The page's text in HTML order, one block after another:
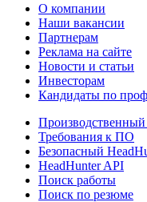
О компании
Наши вакансии
Партнерам
Реклама на сайте
Новости и статьи
Инвесторам
Кандидаты по
Производственный
Требования к ПО
Безопасный
HeadHunter API
Поиск работы
Поиск по резюме